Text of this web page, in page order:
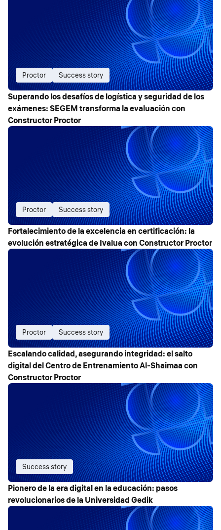
Proctor Success story
Superando los desafíos de logística y seguridad de los
exámenes: SEGEM transforma la evaluación con
Constructor Proctor
Proctor Success story
Fortalecimiento de la excelencia en certificación: la
evolución estratégica de Ivalua con Constructor Proctor
Proctor Success story
Escalando calidad, asegurando integridad: el salto
digital del Centro de Entrenamiento Al-Shaimaa con
Constructor Proctor
Success story
Pionero de la era digital en la educación: pasos
revolucionarios de la Universidad Gedik